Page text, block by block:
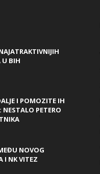
U BIH
I POMOZITE IH
NESTALO PETERO
NOVOG
I NK VITEZ